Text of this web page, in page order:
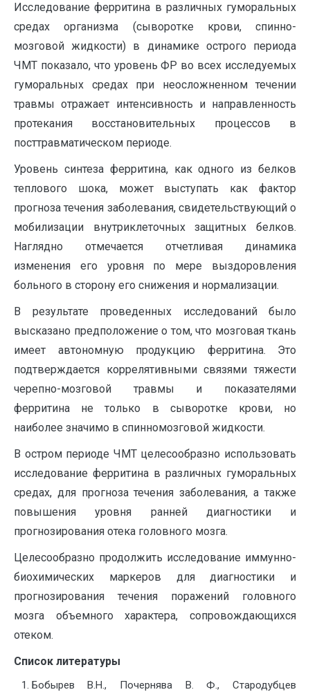
Исследование ферритина в различных гуморальных
средах организма (сыворотке крови, спинно-
мозговой жидкости) в динамике острого периода
ЧМТ показало, что уровень ФР во всех исследуемых
гуморальных средах при неосложненном течении
травмы отражает интенсивность и направленность
протекания восстановительных процессов в
посттравматическом периоде.
Уровень синтеза ферритина, как одного из белков
теплового шока, может выступать как фактор
прогноза течения заболевания, свидетельствующий о
мобилизации внутриклеточных защитных белков.
Наглядно отмечается отчетливая динамика
изменения его уровня по мере выздоровления
больного в сторону его снижения и нормализации.
В результате проведенных исследований было
высказано предположение о том, что мозговая ткань
имеет автономную продукцию ферритина. Это
подтверждается коррелятивными связями тяжести
черепно-мозговой травмы и показателями
ферритина не только в сыворотке крови, но
наиболее значимо в спинномозговой жидкости.
В остром периоде ЧМТ целесообразно использовать
исследование ферритина в различных гуморальных
средах, для прогноза течения заболевания, а также
повышения уровня ранней диагностики и
прогнозирования отека головного мозга.
Целесообразно продолжить исследование иммунно-
биохимических маркеров для диагностики и
прогнозирования течения поражений головного
мозга объемного характера, сопровождающихся
отеком.
Список литературы
Бобырев В.Н., Почернява В. Ф., Стародубцев